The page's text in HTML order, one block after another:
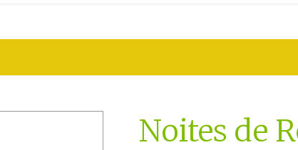
Noites de